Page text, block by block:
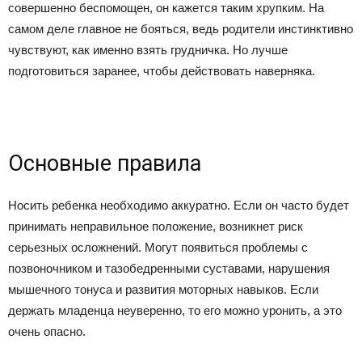
совершенно беспомощен, он кажется таким хрупким. На
самом деле главное не бояться, ведь родители инстинктивно
чувствуют, как именно взять грудничка. Но лучше
подготовиться заранее, чтобы действовать наверняка.
Основные правила
Носить ребенка необходимо аккуратно. Если он часто будет
принимать неправильное положение, возникнет риск
серьезных осложнений. Могут появиться проблемы с
позвоночником и тазобедренными суставами, нарушения
мышечного тонуса и развития моторных навыков. Если
держать младенца неуверенно, то его можно уронить, а это
очень опасно.